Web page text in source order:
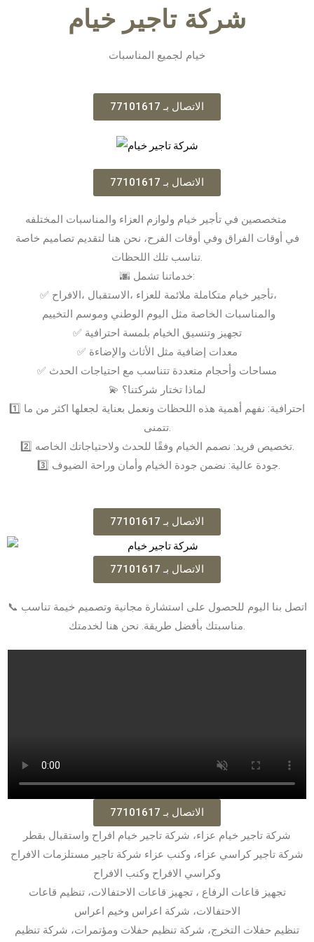
شركة تاجير خيام
خيام لجميع المناسبات
الاتصال بـ 77101617
الاتصال بـ 77101617
في أوقات الفراق وفي أوقات الفرح، نحن هنا لتقديم تصاميم خاصة
تناسب تلك اللحظات.
🌆 خدماتنا تشمل:
✅ تأجير خيام متكاملة ملائمة للعزاء ،الاستقبال ،الافراح،
والمناسبات الخاصة مثل اليوم الوطني وموسم التخييم
✅ تجهيز وتنسيق الخيام بلمسة احترافية
✅ معدات إضافية مثل الأثاث والإضاءة
✅ مساحات وأحجام متعددة تتناسب مع احتياجات الحدث
💫 لماذا تختار شركتنا؟
1️⃣ احترافية: نفهم أهمية هذه اللحظات ونعمل بعناية لجعلها اكثر من ما
تتمنى.
2️⃣ تخصيص فريد: نصمم الخيام وفقًا للحدث ولاحتياجاتك الخاصه.
3️⃣ جودة عالية: نضمن جودة الخيام وأمان وراحة الضيوف.
الاتصال بـ 77101617
الاتصال بـ 77101617
📞 اتصل بنا اليوم للحصول على استشارة مجانية وتصميم خيمة تناسب
مناسبتك بأفضل طريقة. نحن هنا لخدمتك.
الاتصال بـ 77101617
شركة تاجير كراسي عزاء، وكنب عزاء شركة تاجير مستلزمات الافراح
وكراسي الافراح وكنب الافراح
تجهيز قاعات الرفاع ، تجهيز قاعات الاحتفالات، تنظيم قاعات
الاحتفالات، شركة اعراس وخيم اعراس
تنظيم حفلات التخرج، شركة تنظيم حفلات ومؤتمرات، شركة تنظيم